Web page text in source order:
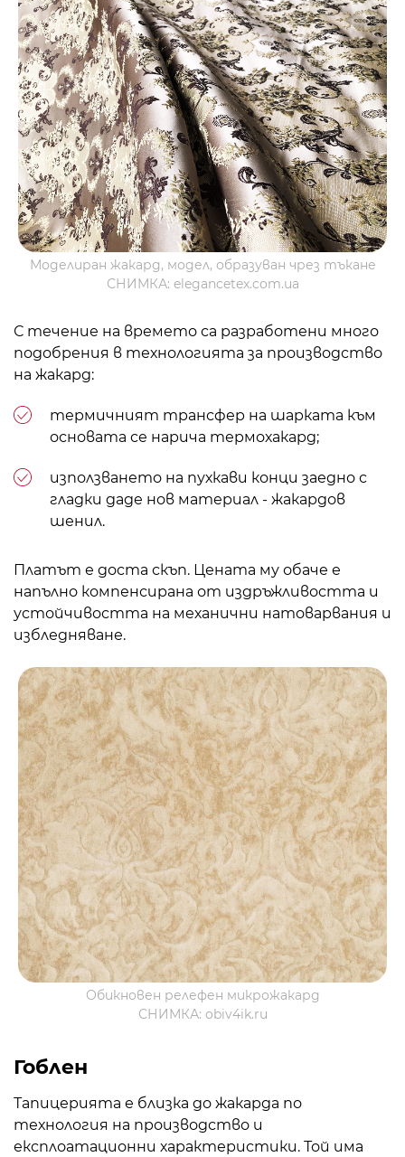
Моделиран жакард, модел, образуван чрез тъкане
СНИМКА: elegancetex.com.ua
С течение на времето са разработени много
подобрения в технологията за производство
на жакард:
термичният трансфер на шарката към
основата се нарича термохакард;
използването на пухкави конци заедно с
гладки даде нов материал - жакардов
шенил.
Платът е доста скъп. Цената му обаче е
напълно компенсирана от издръжливостта и
устойчивостта на механични натоварвания и
избледняване.
Обикновен релефен микрожакард
СНИМКА: obiv4ik.ru
Гоблен
Тапицерията е близка до жакарда по
технология на производство и
експлоатационни характеристики. Той има